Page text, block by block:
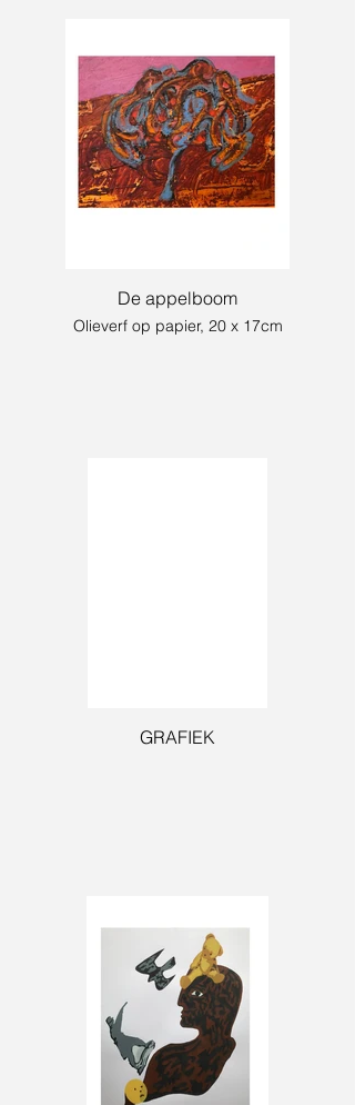
De appelboom
Olieverf op papier, 20 x 17cm
GRAFIEK